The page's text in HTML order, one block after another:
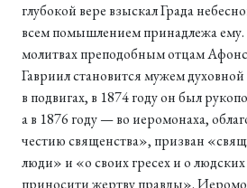
глубокой вере взыскал Града
всем помышлением принадлежа
молитвах преподобным отцам
Гавриил становится мужем
в подвигах, в 1874 году он был
а в 1876 году — во иеромонаха,
честию священства», призван
люди» и «о своих гресех и о
приносити жертву правды».